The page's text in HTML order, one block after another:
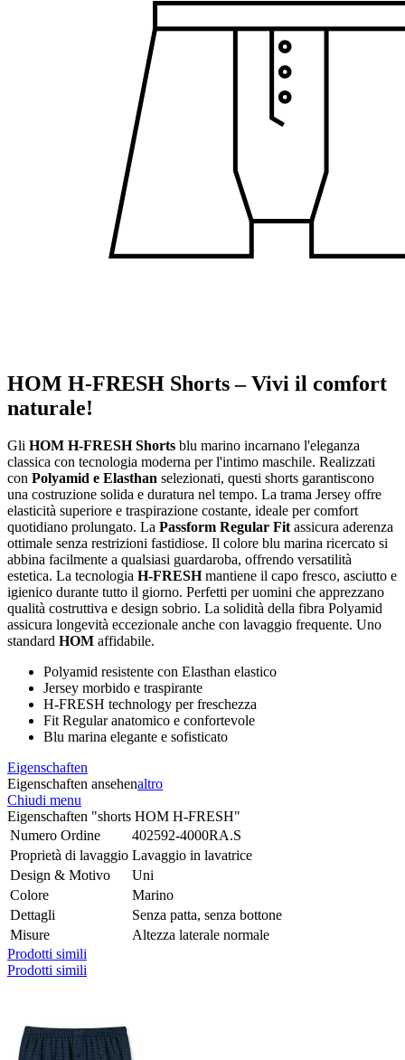
HOM H-FRESH Shorts – Vivi il comfort
naturale!
Gli HOM H-FRESH Shorts blu marino incarnano l'eleganza
classica con tecnologia moderna per l'intimo maschile. Realizzati
con Polyamid e Elasthan selezionati, questi shorts garantiscono
una costruzione solida e duratura nel tempo. La trama Jersey offre
elasticità superiore e traspirazione costante, ideale per comfort
quotidiano prolungato. La Passform Regular Fitassicura aderenza
ottimale senza restrizioni fastidiose. Il colore blu marina ricercato si
abbina facilmente a qualsiasi guardaroba, offrendo versatilità
estetica. La tecnologia H-FRESHmantiene il capo fresco, asciutto e
igienico durante tutto il giorno. Perfetti per uomini che apprezzano
qualità costruttiva e design sobrio. La solidità della fibra Polyamid
assicura longevità eccezionale anche con lavaggio frequente. Uno
standard HOM affidabile.
Polyamid resistente con Elasthan elastico
Jersey morbido e traspirante
H-FRESH technology per freschezza
Fit Regular anatomico e confortevole
Blu marina elegante e sofisticato
Eigenschaften
Eigenschaften ansehenaltro
Chiudi menu
Eigenschaften "shorts HOM H-FRESH"
Numero Ordine
402592-4000RA.S
Proprietà di lavaggio Lavaggio in lavatrice
Design & Motivo
Uni
Colore
Marino
Dettagli
Senza patta, senza bottone
Misure
Altezza laterale normale
Prodotti simili
Prodotti simili